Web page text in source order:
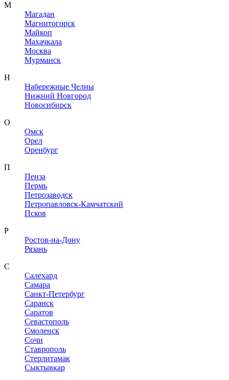
М
Магадан
Магнитогорск
Майкоп
Махачкала
Москва
Мурманск
Н
Набережные Челны
Нижний Новгород
Новосибирск
О
Омск
Орел
Оренбург
П
Пенза
Пермь
Петрозаводск
Петропавловск-Камчатский
Псков
Р
Ростов-на-Дону
Рязань
С
Салехард
Самара
Санкт-Петербург
Саранск
Саратов
Севастополь
Смоленск
Сочи
Ставрополь
Стерлитамак
Сыктывкар